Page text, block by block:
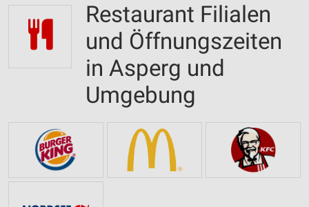
Restaurant Filialen
und Öffnungszeiten
in Asperg und
Umgebung